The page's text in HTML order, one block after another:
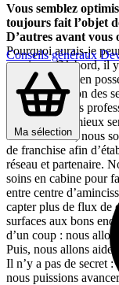
Conseils généraux
Ma sélection
Vous semblez
toujours fait l’objet
D’autres avant vous
Pourquoi aurais-je
enseigne. D’abord, il
professionnels en
notre disposition des
Maintenant, ces
de les aider à mieux
Concrètement, nous
de franchise afin
réseau et partenaire.
soins en cabine pour
entre centre
capter plus de flux de
surfaces aux bons
d’un coup : nous
Puis, nous allons
Il n’y a pas de secret
nous puissions